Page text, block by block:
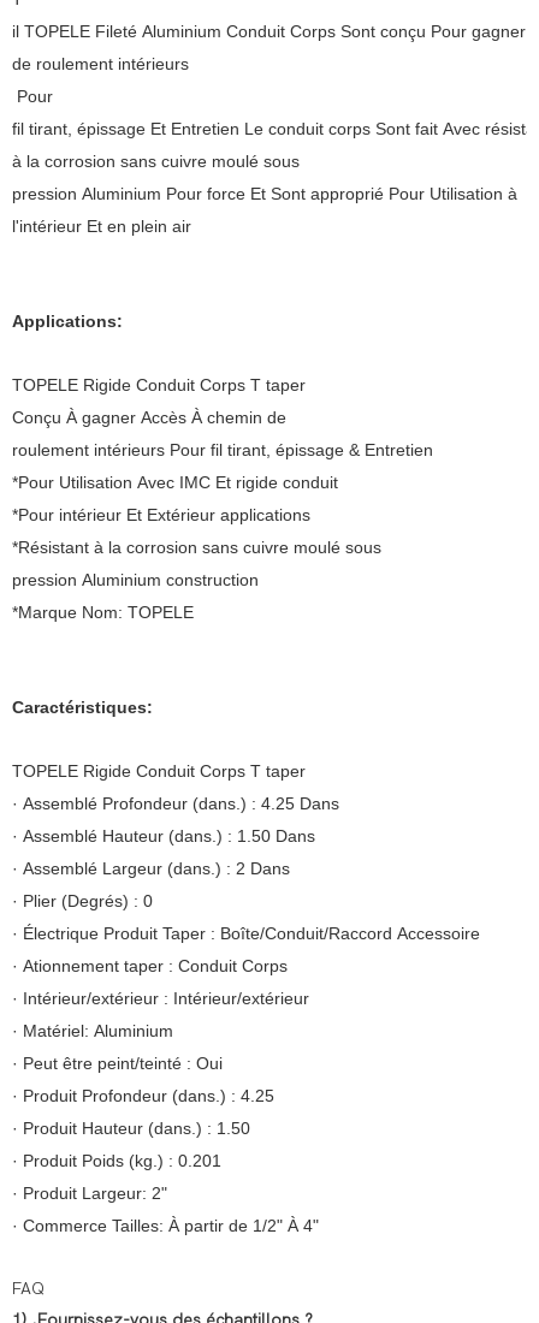
il TOPELE Fileté Aluminium Conduit Corps Sont conçu Pour gagner
de roulement intérieurs
Pour
fil tirant, épissage Et Entretien Le conduit corps Sont fait Avec
à la corrosion sans cuivre moulé sous
pression Aluminium Pour force Et Sont approprié Pour Utilisation à
l'intérieur Et en plein air
Applications:
TOPELE Rigide Conduit Corps T taper
Conçu À gagner Accès À chemin de
roulement intérieurs Pour fil tirant, épissage & Entretien
*Pour Utilisation Avec IMC Et rigide conduit
*Pour intérieur Et Extérieur applications
*Résistant à la corrosion sans cuivre moulé sous
pression Aluminium construction
*Marque Nom: TOPELE
Caractéristiques:
TOPELE Rigide Conduit Corps T taper
· Assemblé Profondeur (dans.) : 4.25 Dans
· Assemblé Hauteur (dans.) : 1.50 Dans
· Assemblé Largeur (dans.) : 2 Dans
· Plier (Degrés) : 0
· Électrique Produit Taper : Boîte/Conduit/Raccord Accessoire
· Ationnement taper : Conduit Corps
· Intérieur/extérieur : Intérieur/extérieur
· Matériel: Aluminium
· Peut être peint/teinté : Oui
· Produit Profondeur (dans.) : 4.25
· Produit Hauteur (dans.) : 1.50
· Produit Poids (kg.) : 0.201
· Produit Largeur: 2"
· Commerce Tailles: À partir de 1/2" À 4"
FAQ